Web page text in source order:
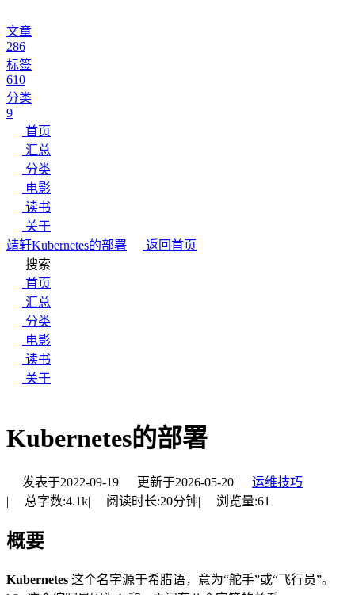
文章
286
标签
610
分类
9
首页
汇总
分类
电影
读书
关于
靖轩Kubernetes的部署
返回首页
搜索
首页
汇总
分类
电影
读书
关于
Kubernetes的部署
发表于2022-09-19| 更新于2026-05-20|
运维技巧
|
总字数:4.1k| 阅读时长:20分钟| 浏览量:61
概要
Kubernetes 这个名字源于希腊语，意为“舵手”或“飞行员”。